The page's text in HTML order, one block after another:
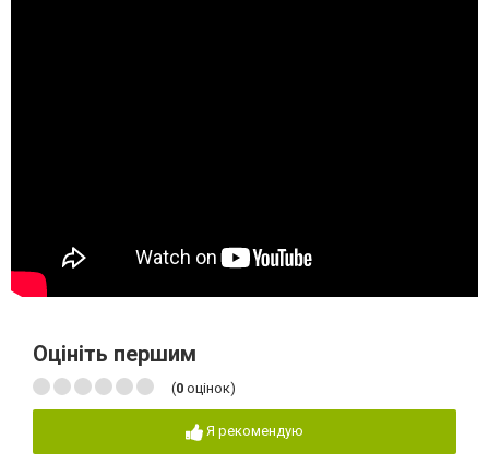
Оцініть першим
(0 оцінок)
Я рекомендую